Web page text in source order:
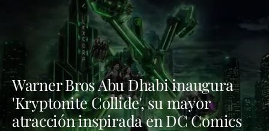
Warner Bros Abu Dhabi inaugura
'Kryptonite Collide', su mayor
atracción inspirada en DC Comics